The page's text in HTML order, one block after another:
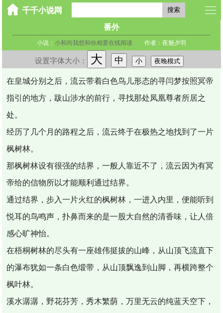
搜索
番外
小说： 小和尚我想和你相爱在线阅读 作者：夜魅夕羽
设置字体大小： 大 中 小 夜晚模式
在皇城分别之后，流云带着白色鸟儿形态的寻闫梦按照冥帝
指引的地方，跋山涉水的前行，寻找那处凤凰尊者所居之
处。
经历了几个月的路程之后，流云终于在极热之地找到了一片
枫树林。
那枫树林设有很强的结界，一般人靠近不了，流云因为有冥
帝给的信物所以才能顺利通过结界。
通过结界，步入一片火红的枫树林，一进入内里，便能听到
悦耳的鸟鸣声，扑鼻而来的是一股大自然的清香味，让人倍
感心旷神怡。
在梧桐树林的尽头有一座雄伟挺拔的山峰，从山顶飞流直下
的瀑布犹如一条白色缎带，从山顶飘逸到山脚，再横跨整个
枫叶林。
溪水潺潺，野花芬芳，秀木繁荫，万里无云的纯蓝天空下，